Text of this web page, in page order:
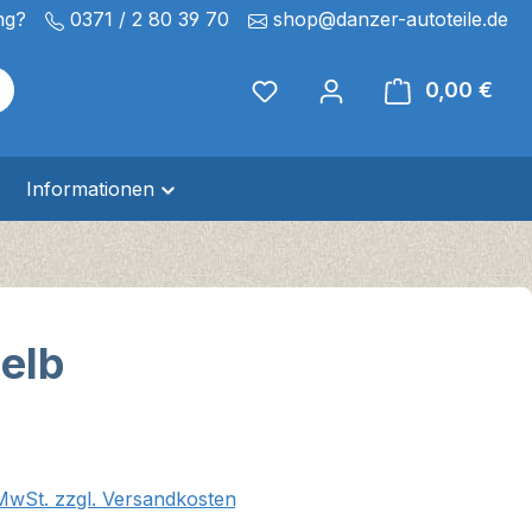
0371 / 2 80 39 70 shop@danzer-autoteile.de
0,00 €
Informationen
zzgl. Versandkosten